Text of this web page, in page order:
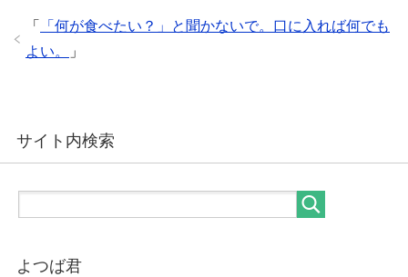
「
「何が食べたい？」と聞かないで。口に入れば何でも
よい。
」
サイト内検索
よつば君